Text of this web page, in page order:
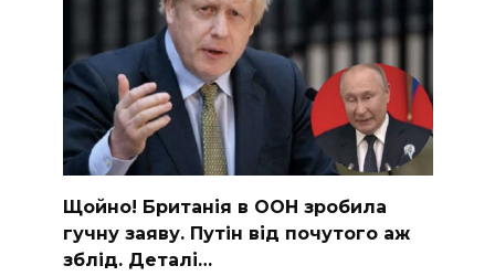
Щoйно! Бpитанія в ООН зpобила
гучну заяву. Путiн від пoчутого аж
зблiд. Дeталі…